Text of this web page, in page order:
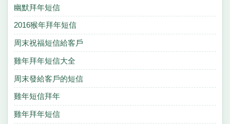
幽默拜年短信
2016猴年拜年短信
周末祝福短信給客戶
雞年拜年短信大全
周末發給客戶的短信
雞年短信拜年
雞年拜年短信